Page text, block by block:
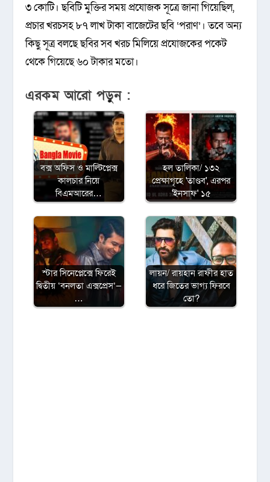
৩ কোটি। ছবিটি মুক্তির সময় প্রযোজক সূত্রে জানা গিয়েছিল,
প্রচার খরচসহ ৮৭ লাখ টাকা বাজেটের ছবি ‘পরাণ’। তবে অন্য
কিছু সূত্র বলছে ছবির সব খরচ মিলিয়ে প্রযোজকের পকেট
থেকে গিয়েছে ৬০ টাকার মতো।
এরকম আরো পড়ুন :
বক্স অফিস ও মাল্টিপ্লেক্স
কালচার নিয়ে
বিএমআরের…
হল তালিকা/ ১৩২
প্রেক্ষাগৃহে 'তাণ্ডব', এরপর
'ইনসাফ' ১৫
স্টার সিনেপ্লেক্সে ফিরেই
দ্বিতীয় ‘বনলতা এক্সপ্রেস’—
…
লায়ন/ রায়হান রাফীর হাত
ধরে জিতের ভাগ্য ফিরবে
তো?